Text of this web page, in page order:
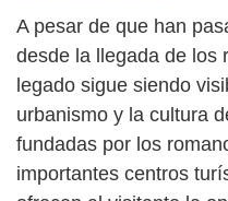
A pesar de que han
desde la llegada de los
legado sigue siendo
urbanismo y la cultura
fundadas por los
importantes centros